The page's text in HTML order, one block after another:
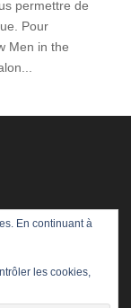
permettre de
Pour
Men in the
En continuant à
les cookies,